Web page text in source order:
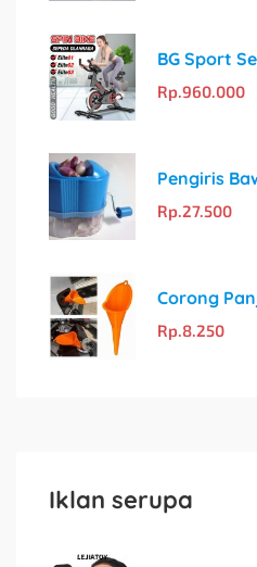
Rp.960.000
Rp.27.500
Rp.8.250
Iklan serupa